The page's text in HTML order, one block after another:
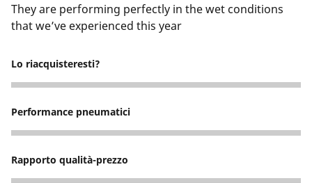
They are performing perfectly in the wet conditions
that we’ve experienced this year
Lo riacquisteresti?
5
Performance pneumatici
3
Rapporto qualità-prezzo